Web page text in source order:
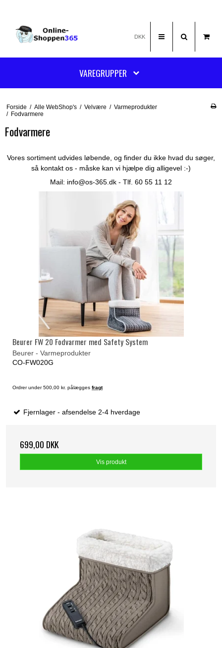
DKK
VAREGRUPPER
Forside / Alle WebShop's / Velvære / Varmeprodukter
/ Fodvarmere
Fodvarmere
Vores sortiment udvides løbende, og finder du ikke hvad du søger,
så kontakt os - måske kan vi hjælpe dig alligevel :-)
Mail: info@os-365.dk - Tlf. 60 55 11 12
Beurer FW 20 Fodvarmer med Safety System
Beurer - Varmeprodukter
CO-FW020G
Ordrer under 500,00 kr. pålægges fragt
Fjernlager - afsendelse 2-4 hverdage
699,00 DKK
Vis produkt